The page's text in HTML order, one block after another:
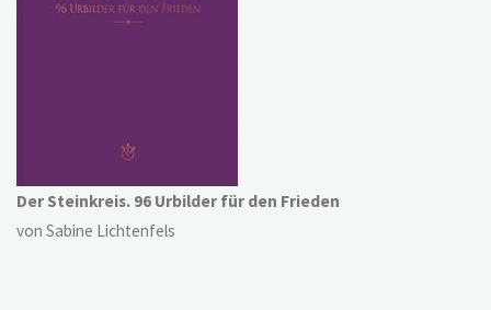
Der Steinkreis. 96 Urbilder für den Frieden
von Sabine Lichtenfels